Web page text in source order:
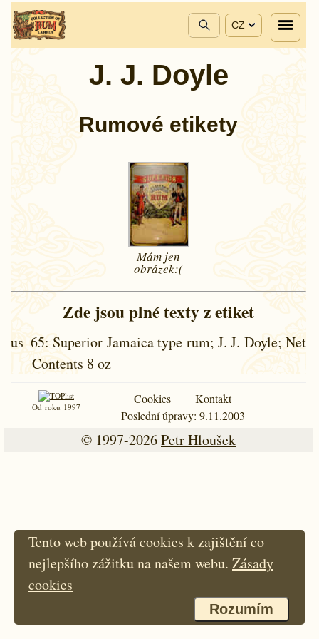
CZ
J. J. Doyle
Rumové etikety
Mám jen
obrázek:(
Zde jsou plné texty z etiket
us_65: Superior Jamaica type rum; J. J. Doyle; Net
Contents 8 oz
Od roku 1997
Cookies
Kontakt
Poslední úpravy: 9.11.2003
© 1997-2026Petr Hloušek
Tento web používá cookies k zajištění co
nejlepšího zážitku na našem webu. Zásady
cookies
Rozumím